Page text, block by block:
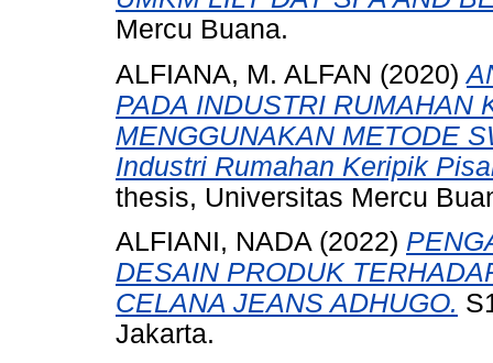
Mercu Buana.
ALFIANA, M. ALFAN (2020)
PADA INDUSTRI RUMAHAN
MENGGUNAKAN METODE
Industri Rumahan Keripik
thesis, Universitas Mercu
ALFIANI, NADA (2022)
DESAIN PRODUK
CELANA JEANS ADHUGO.
Jakarta.